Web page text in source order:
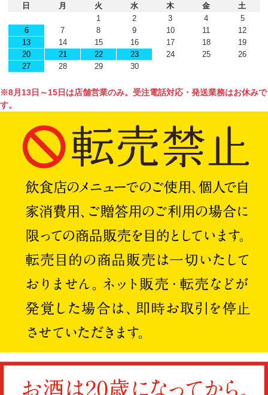
日
月 火 水 木 金
土
1
2 3 4
5
6
7 8 9 10 11
12
13
14 15 16 17 18
19
20
21 22 23 24 25
26
27
28 29 30
※8月13日～15日は店舗営業のみ。受注電話対応・発送業務はお休みで
す。